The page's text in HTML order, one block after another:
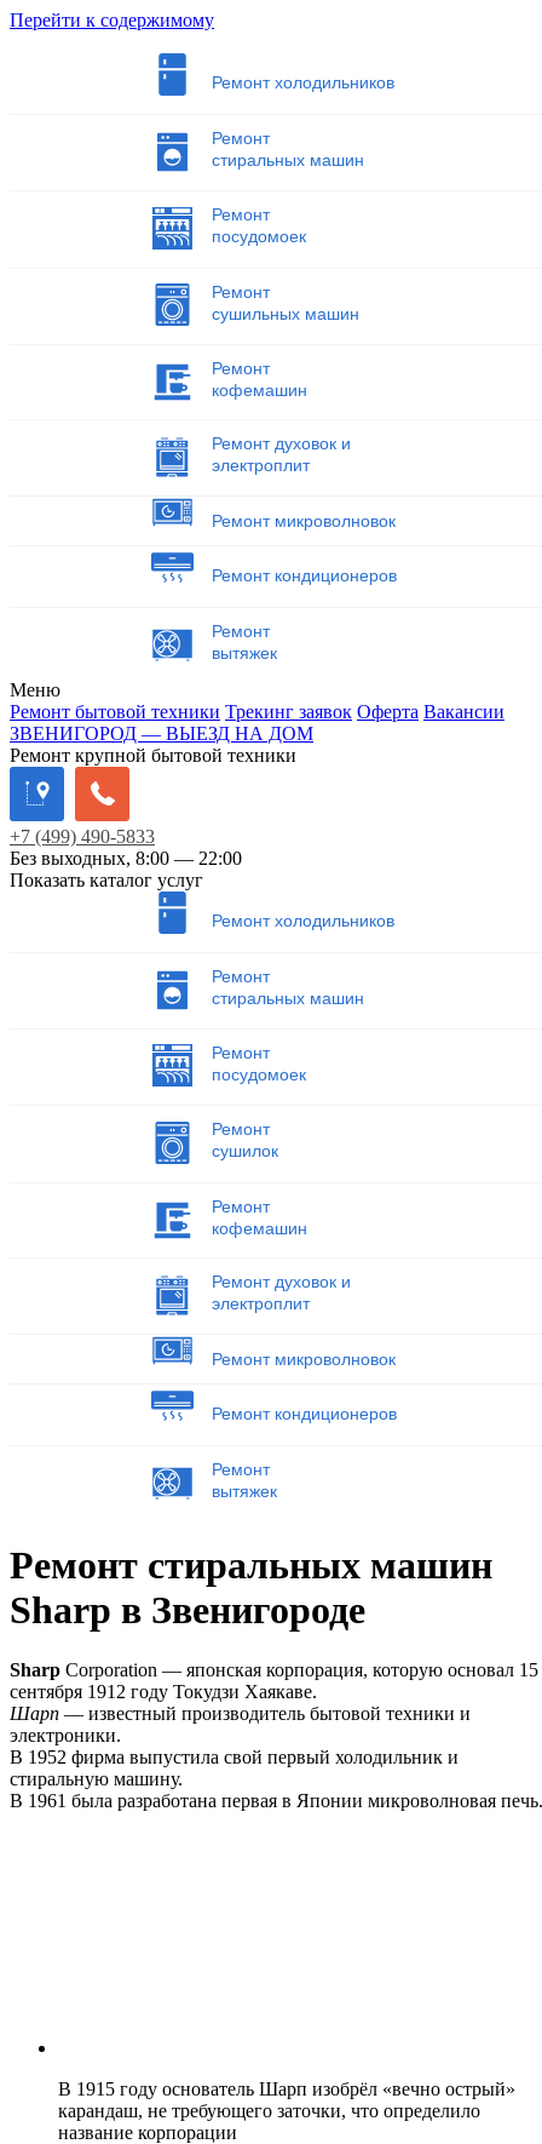
Перейти к содержимому
Ремонт холодильников
Ремонт
стиральных машин
Ремонт
посудомоек
Ремонт
сушильных машин
Ремонт
кофемашин
Ремонт духовок и
электроплит
Ремонт микроволновок
Ремонт кондиционеров
Ремонт
вытяжек
Меню
Ремонт бытовой техники Трекинг заявок Оферта Вакансии
ЗВЕНИГОРОД — ВЫЕЗД НА ДОМ
Ремонт крупной бытовой техники
+7 (499) 490-5833
Без выходных, 8:00 — 22:00
Показать каталог услуг
Ремонт холодильников
Ремонт
стиральных машин
Ремонт
посудомоек
Ремонт
сушилок
Ремонт
кофемашин
Ремонт духовок и
электроплит
Ремонт микроволновок
Ремонт кондиционеров
Ремонт
вытяжек
Ремонт стиральных машин
Sharp в Звенигороде
Sharp Corporation — японская корпорация, которую основал 15
сентября 1912 году Токудзи Хаякаве.
Шарп — известный производитель бытовой техники и
электроники.
В 1952 фирма выпустила свой первый холодильник и
стиральную машину.
В 1961 была разработана первая в Японии микроволновая печь.
В 1915 году основатель Шарп изобрёл «вечно острый»
карандаш, не требующего заточки, что определило
название корпорации